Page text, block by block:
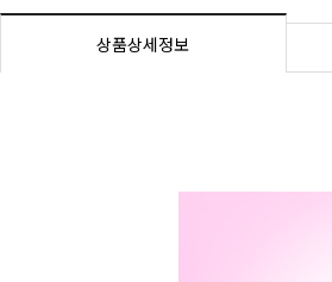
상품상세정보